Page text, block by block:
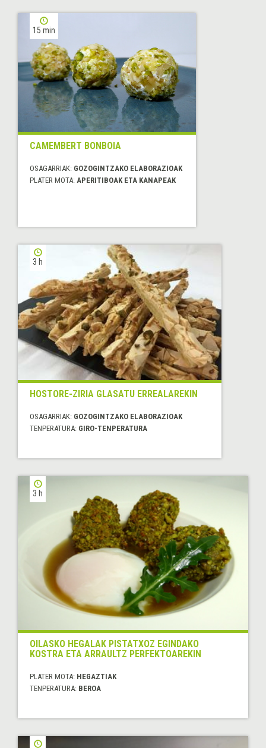
15 min
CAMEMBERT BONBOIA
OSAGARRIAK: GOZOGINTZAKO ELABORAZIOAK
PLATER MOTA: APERITIBOAK ETA KANAPEAK
3 h
HOSTORE-ZIRIA GLASATU ERREALAREKIN
OSAGARRIAK: GOZOGINTZAKO ELABORAZIOAK
TENPERATURA: GIRO-TENPERATURA
3 h
OILASKO HEGALAK PISTATXOZ EGINDAKO
KOSTRA ETA ARRAULTZ PERFEKTOAREKIN
PLATER MOTA: HEGAZTIAK
TENPERATURA: BEROA